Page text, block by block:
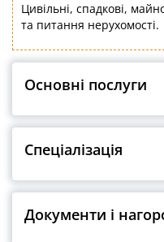
Цивільні, спадкові,
та питання нерухомості.
Основні послуги
Спеціалізація
Документи і